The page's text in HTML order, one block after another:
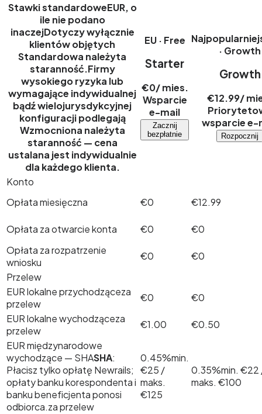
Stawki standardoweEUR, o
ile nie podano
inaczejDotyczy wyłącznie
klientów objętych
Standardowa należyta
staranność.Firmy
wysokiego ryzyka lub
wymagające indywidualnej
bądź wielojurysdykcyjnej
konfiguracji podlegają
Wzmocniona należyta
staranność — cena
ustalana jest indywidualnie
dla każdego klienta.
EU · Free
Starter
€0/ mies.
Wsparcie
e-mail
Zacznij
bezpłatnie
· Growth
Growth
€12.99/
wsparcie e-
Rozpocznij
Konto
Opłata miesięczna
€0 €12.99
Opłata za otwarcie konta €0
€0
Opłata za rozpatrzenie
wniosku
€0
€0
Przelew
EUR lokalne przychodząceza
przelew
€0
€0
EUR lokalne wychodząceza
przelew
€1.00
€0.50
EUR międzynarodowe
wychodzące — SHASHA:
Płacisz tylko opłatę Newrails;
opłaty banku korespondenta i
banku beneficjenta ponosi
odbiorca.za przelew
0.45%min.
€25 /
maks.
€125
0.35%min. €22
maks. €100